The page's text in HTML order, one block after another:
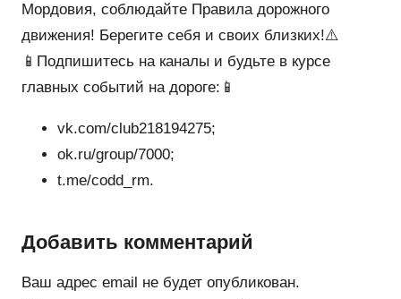
Мордовия, соблюдайте Правила дорожного
движения! Берегите себя и своих близких!⚠️
📱Подпишитесь на каналы и будьте в курсе
главных событий на дороге:📱
vk.com/club218194275;
ok.ru/group/7000;
t.me/codd_rm.
Добавить комментарий
Ваш адрес email не будет опубликован.